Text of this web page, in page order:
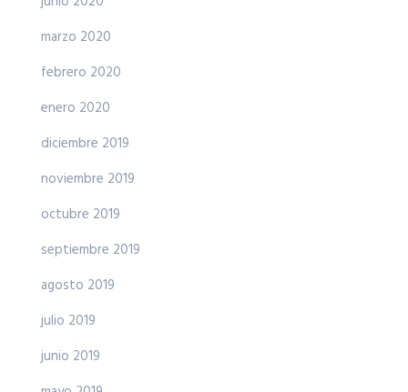
marzo 2020
febrero 2020
enero 2020
diciembre 2019
noviembre 2019
octubre 2019
septiembre 2019
agosto 2019
julio 2019
junio 2019